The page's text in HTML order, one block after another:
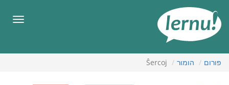
העניינים
פורום הומור Ŝercoj